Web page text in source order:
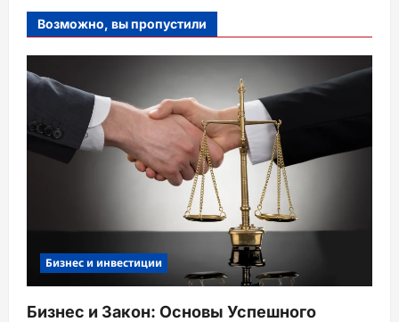
Возможно, вы пропустили
Бизнес и инвестиции
Бизнес и Закон: Основы Успешного